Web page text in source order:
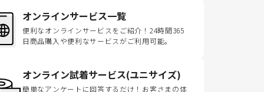
オンラインサービス一覧
便利なオンラインサービスをご紹介！24時間365
日商品購入や便利なサービスがご利用可能。
オンライン試着サービス(ユニサイズ)
簡単なアンケートに回答するだけ！お客さまの体